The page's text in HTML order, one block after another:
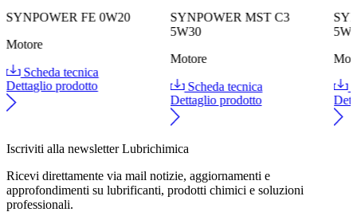
SYNPOWER FE 0W20
Motore
Scheda tecnica
Dettaglio prodotto
SYNPOWER MST C3
5W30
Motore
Scheda tecnica
Dettaglio prodotto
Iscriviti alla newsletter Lubrichimica
Ricevi direttamente via mail notizie, aggiornamenti e
approfondimenti su lubrificanti, prodotti chimici e soluzioni
professionali.